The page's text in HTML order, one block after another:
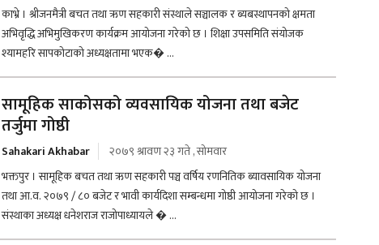
काभ्रे । श्रीजनमैत्री बचत तथा ऋण सहकारी संस्थाले सञ्चालक र ब्यबस्थापनको क्षमता
अभिवृद्धि अभिमुखिकरण कार्यक्रम आयोजना गरेको छ । शिक्षा उपसमिति संयोजक
श्यामहरि सापकोटाको अध्यक्षतामा भएक� ...
सामूहिक साकोसको व्यवसायिक योजना तथा बजेट
तर्जुमा गोष्ठी
Sahakari Akhabar
२०७९ श्रावण २३ गते , सोमवार
भक्तपुर । सामूहिक बचत तथा ऋण सहकारी पञ्च वर्षिय रणनितिक ब्यावसायिक योजना
तथा आ.व. २०७९ / ८० बजेट र भावी कार्यदिशा सम्बन्धमा गोष्ठी आयोजना गरेको छ ।
संस्थाका अध्यक्ष धनेशराज राजोपाध्यायले � ...